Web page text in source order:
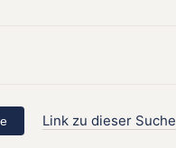
Link zu dieser Suche